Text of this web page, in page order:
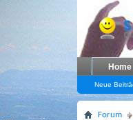
Home
Neue
Forum